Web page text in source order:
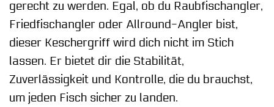
gerecht zu werden. Egal, ob du Raubfischangler,
Friedfischangler oder Allround-Angler bist,
dieser Keschergriff wird dich nicht im Stich
lassen. Er bietet dir die Stabilität,
Zuverlässigkeit und Kontrolle, die du brauchst,
um jeden Fisch sicher zu landen.